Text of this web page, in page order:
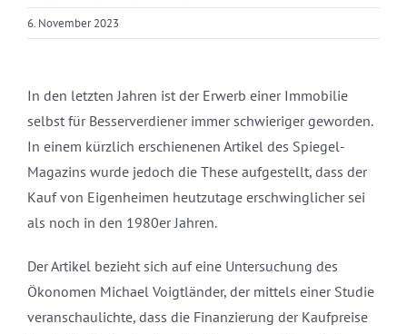
6. November 2023
In den letzten Jahren ist der Erwerb einer Immobilie
selbst für Besserverdiener immer schwieriger geworden.
In einem kürzlich erschienenen Artikel des Spiegel-
Magazins wurde jedoch die These aufgestellt, dass der
Kauf von Eigenheimen heutzutage erschwinglicher sei
als noch in den 1980er Jahren.
Der Artikel bezieht sich auf eine Untersuchung des
Ökonomen Michael Voigtländer, der mittels einer Studie
veranschaulichte, dass die Finanzierung der Kaufpreise